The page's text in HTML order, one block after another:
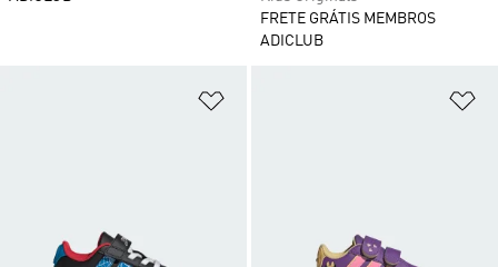
FRETE GRÁTIS MEMBROS
ADICLUB